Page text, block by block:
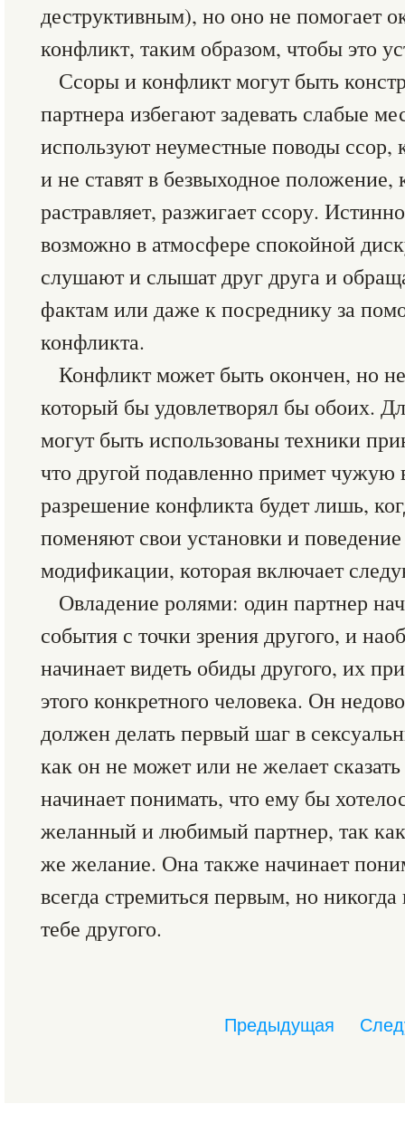
деструктивным), но оно не помогает
конфликт, таким образом, чтобы это
Ссоры и конфликт могут быть
партнера избегают задевать слабые
используют неуместные поводы ссор,
и не ставят в безвыходное
растравляет, разжигает ссору.
возможно в атмосфере спокойной
слушают и слышат друг друга и
фактам или даже к посреднику за
конфликта.
Конфликт может быть окончен, но
который бы удовлетворял бы обоих.
могут быть использованы техники
что другой подавленно примет
разрешение конфликта будет лишь,
поменяют свои установки и
модификации, которая включает
Овладение ролями: один партнер
события с точки зрения другого, и
начинает видеть обиды другого, их
этого конкретного человека. Он
должен делать первый шаг в
как он не может или не желает
начинает понимать, что ему бы
желанный и любимый партнер, так как
же желание. Она также начинает
всегда стремиться первым, но
тебе другого.
Предыдущая